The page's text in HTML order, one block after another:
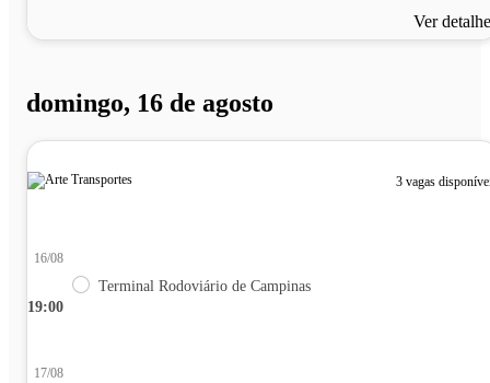
Ver
domingo, 16 de agosto
3 vagas
19:00
16/08
Terminal Rodoviário de Campinas
17/08